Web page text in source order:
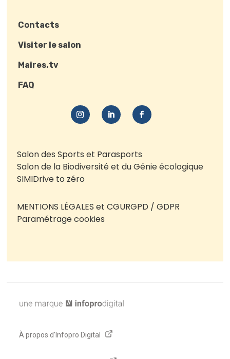
Contacts
Visiter le salon
Maires.tv
FAQ
Salon des Sports et Parasports
Salon de la Biodiversité et du Génie écologique
SIMIDrive to zéro
MENTIONS LÉGALES et CGURGPD / GDPR
Paramétrage cookies